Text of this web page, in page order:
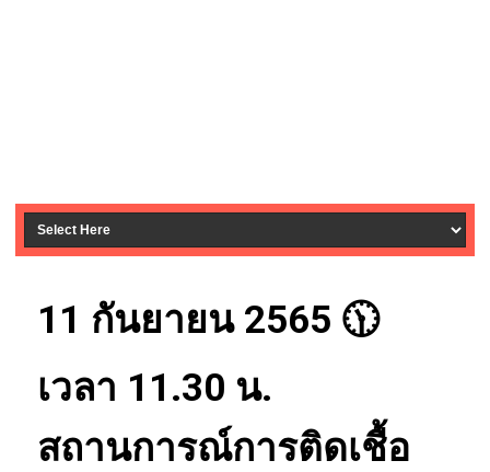
11 กันยายน 2565 🕦
เวลา 11.30 น.
สถานการณ์การติดเชื้อ